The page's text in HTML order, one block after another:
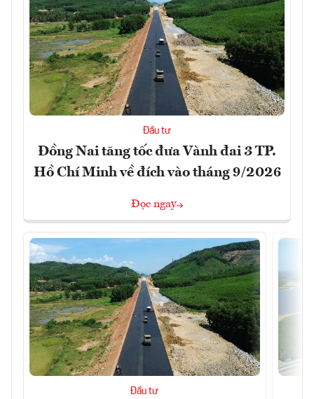
Đầu tư
Đồng Nai tăng tốc đưa Vành đai 3 TP.
Hồ Chí Minh về đích vào tháng 9/2026
Đọc ngay
Đầu tư